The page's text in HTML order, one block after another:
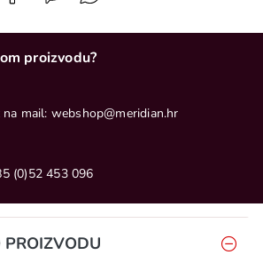
proizvodu?
mail: webshop@meridian.hr
(0)52 453 096
PROIZVODU